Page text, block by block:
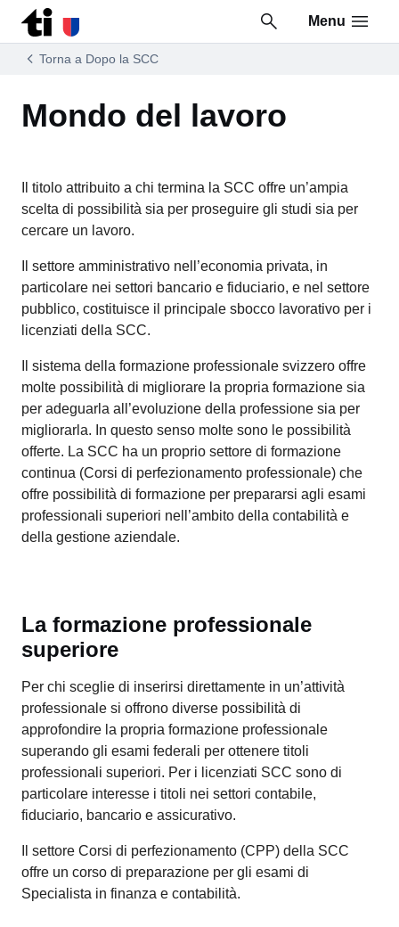
Vai al contenuto della pagina
Vai al piè di pagina
Menu
Torna a Dopo la SCC
Mondo del lavoro
Il titolo attribuito a chi termina la SCC offre un’ampia
scelta di possibilità sia per proseguire gli studi sia per
cercare un lavoro.
Il settore amministrativo nell’economia privata, in
particolare nei settori bancario e fiduciario, e nel settore
pubblico, costituisce il principale sbocco lavorativo per i
licenziati della SCC.
Il sistema della formazione professionale svizzero offre
molte possibilità di migliorare la propria formazione sia
per adeguarla all’evoluzione della professione sia per
migliorarla. In questo senso molte sono le possibilità
offerte. La SCC ha un proprio settore di formazione
continua (Corsi di perfezionamento professionale) che
offre possibilità di formazione per prepararsi agli esami
professionali superiori nell’ambito della contabilità e
della gestione aziendale.
La formazione professionale
superiore
Per chi sceglie di inserirsi direttamente in un’attività
professionale si offrono diverse possibilità di
approfondire la propria formazione professionale
superando gli esami federali per ottenere titoli
professionali superiori. Per i licenziati SCC sono di
particolare interesse i titoli nei settori contabile,
fiduciario, bancario e assicurativo.
Il settore Corsi di perfezionamento (CPP) della SCC
offre un corso di preparazione per gli esami di
Specialista in finanza e contabilità.